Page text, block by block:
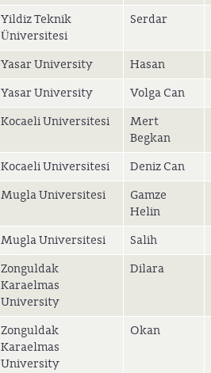
Yildiz Teknik
Üniversitesi
Serdar
Yasar University Hasan
Yasar University Volga Can
Kocaeli Universitesi
Mert
Begkan
Kocaeli Universitesi Deniz Can
Mugla Universitesi
Gamze
Helin
Mugla Universitesi Salih
Zonguldak
Karaelmas
University
Dilara
Zonguldak
Karaelmas
University
Okan